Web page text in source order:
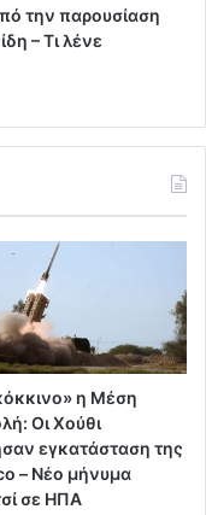
την παρουσίαση
– Τι λένε
η Μέση
Οι Χούθι
εγκατάσταση της
– Νέο μήνυμα
σε ΗΠΑ